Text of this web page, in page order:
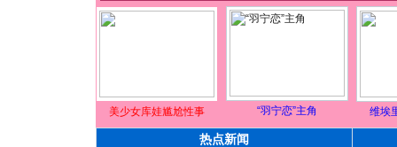
美少女库娃尴尬性事 “羽宁恋”主角 维埃
热点新闻